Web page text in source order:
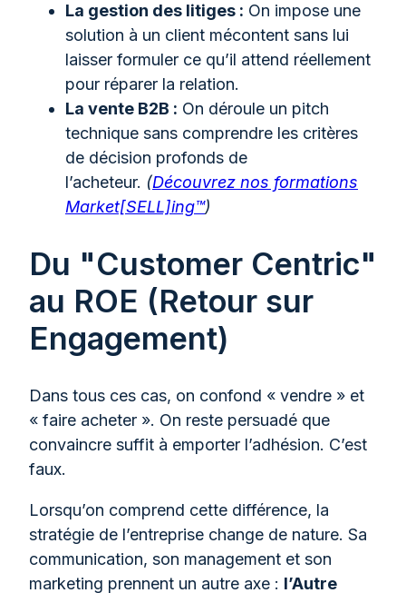
La gestion des litiges : On impose une
solution à un client mécontent sans lui
laisser formuler ce qu’il attend réellement
pour réparer la relation.
La vente B2B : On déroule un pitch
technique sans comprendre les critères
de décision profonds de
l’acheteur. (Découvrez nos formations
Market[SELL]ing™)
Du "Customer Centric"
au ROE (Retour sur
Engagement)
Dans tous ces cas, on confond « vendre » et
« faire acheter ». On reste persuadé que
convaincre suffit à emporter l’adhésion. C’est
faux.
Lorsqu’on comprend cette différence, la
stratégie de l’entreprise change de nature. Sa
communication, son management et son
marketing prennent un autre axe : l’Autre